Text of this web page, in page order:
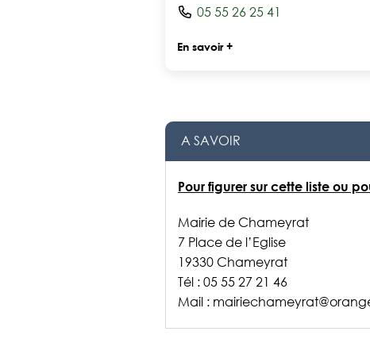
05 55 26 25 41
En savoir +
A SAVOIR
Pour figurer sur cette liste ou
Mairie de Chameyrat
7 Place de l’Eglise
19330 Chameyrat
Tél : 05 55 27 21 46
Mail :